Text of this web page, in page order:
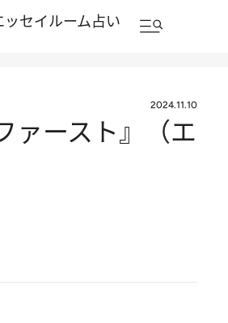
ッセイルーム占い
2024.11.10
ァースト』（エ